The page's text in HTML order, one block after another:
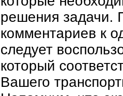
решения задачи.
комментариев к
следует
который
Вашего